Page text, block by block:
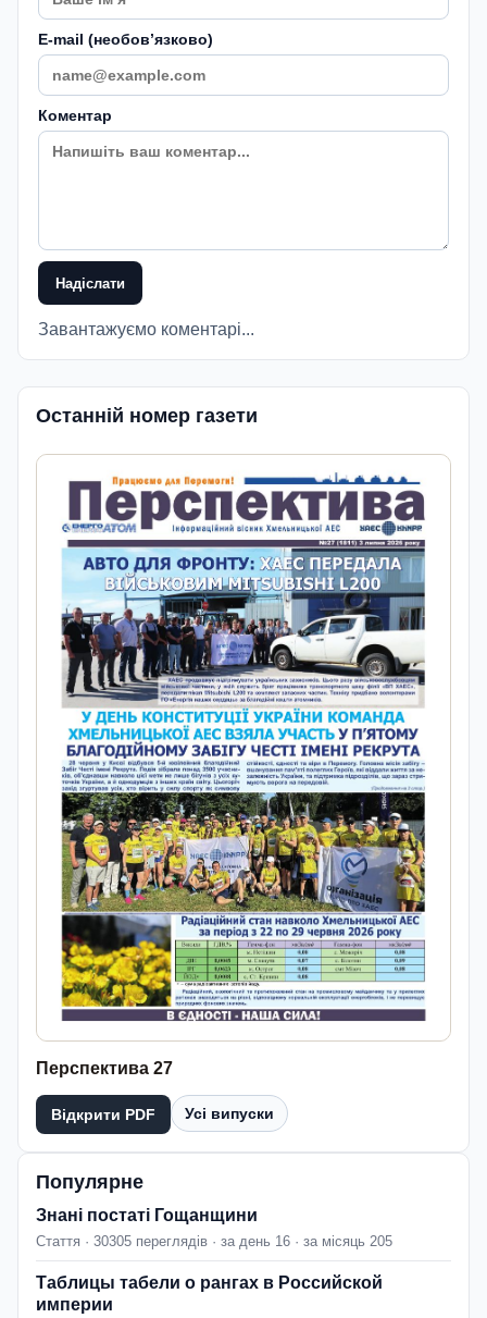
E-mail (необовʼязково)
Коментар
Надіслати
Завантажуємо коментарі...
Останній номер газети
Перспектива 27
Відкрити PDF Усі випуски
Популярне
Знані постаті Гощанщини
Стаття · 30305 переглядів · за день 16 · за місяць 205
Таблицы табели о рангах в Российской
империи